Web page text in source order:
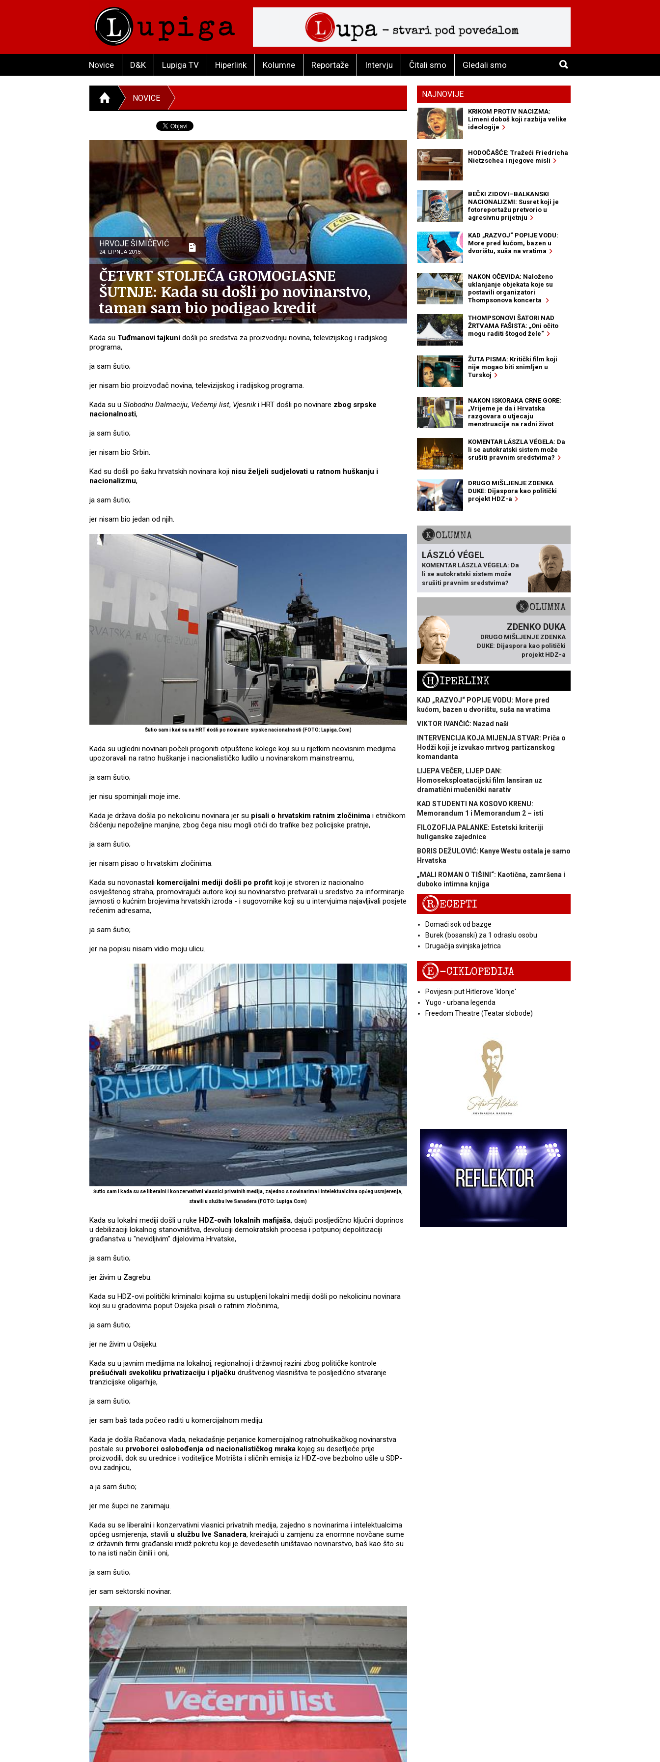
Novice D&K Lupiga TV Hiperlink Kolumne Reportaže Intervju Čitali smo Gledali smo
NOVICE
HRVOJE ŠIMIČEVIĆ
24. LIPNJA 2015.
ČETVRT STOLJEĆA GROMOGLASNE
ŠUTNJE: Kada su došli po novinarstvo,
taman sam bio podigao kredit
Kada su Tuđmanovi tajkuni došli po sredstva za proizvodnju novina, televizijskog i radijskog
programa,
ja sam šutio;
jer nisam bio proizvođač novina, televizijskog i radijskog programa.
Kada su u Slobodnu Dalmaciju, Večernji list, Vjesniki HRT došli po novinare zbog srpske
nacionalnosti,
ja sam šutio;
jer nisam bio Srbin.
Kad su došli po šaku hrvatskih novinara koji nisu željeli sudjelovati u ratnom huškanju i
nacionalizmu,
ja sam šutio;
jer nisam bio jedan od njih.
Šutio sam i kad su na HRT došli po novinare srpske nacionalnosti(FOTO: Lupiga.Com)
Kada su ugledni novinari počeli progoniti otpuštene kolege koji su u rijetkim neovisnim medijima
upozoravali na ratno huškanje i nacionalističko ludilo u novinarskom mainstreamu,
ja sam šutio;
jer nisu spominjali moje ime.
Kada je država došla po nekolicinu novinara jer su pisali o hrvatskim ratnim zločinima i etničkom
čišćenju nepoželjne manjine, zbog čega nisu mogli otići do trafike bez policijske pratnje,
ja sam šutio;
jer nisam pisao o hrvatskim zločinima.
Kada su novonastali komercijalni mediji došli po profit koji je stvoren iz nacionalno
osviještenog straha, promovirajući autore koji su novinarstvo pretvarali u sredstvo za informiranje
javnosti o kućnim brojevima hrvatskih izroda - i sugovornike koji su u intervjuima najavljivali posjete
rečenim adresama,
ja sam šutio;
jer na popisu nisam vidio moju ulicu.
Šutio sam i kada su se liberalni i konzervativni vlasnici privatnih medija, zajedno s novinarima i intelektualcima općeg usmjerenja,
stavili u službu Ive Sanadera(FOTO: Lupiga.Com)
Kada su lokalni mediji došli u ruke HDZ-ovih lokalnih mafijaša, dajući posljedično ključni doprinos
u debilizaciji lokalnog stanovništva, devoluciji demokratskih procesa i potpunoj depolitizaciji
građanstva u "nevidljivim" dijelovima Hrvatske,
ja sam šutio;
jer živim u Zagrebu.
Kada su HDZ-ovi politički kriminalci kojima su ustupljeni lokalni mediji došli po nekolicinu novinara
koji su u gradovima poput Osijeka pisali o ratnim zločinima,
ja sam šutio;
jer ne živim u Osijeku.
Kada su u javnim medijima na lokalnoj, regionalnoj i državnoj razini zbog političke kontrole
prešućivali svekoliku privatizaciju i pljačku društvenog vlasništva te posljedično stvaranje
tranzicijske oligarhije,
ja sam šutio;
jer sam baš tada počeo raditi u komercijalnom mediju.
Kada je došla Račanova vlada, nekadašnje perjanice komercijalnog ratnohuškačkog novinarstva
postale su prvoborci oslobođenja od nacionalističkog mraka kojeg su desetljeće prije
proizvodili, dok su urednice i voditeljice Motrišta i sličnih emisija iz HDZ-ove bezbolno ušle u SDP-
ovu zadnjicu,
a ja sam šutio;
jer me šupci ne zanimaju.
Kada su se liberalni i konzervativni vlasnici privatnih medija, zajedno s novinarima i intelektualcima
općeg usmjerenja, stavili u službu Ive Sanadera, kreirajući u zamjenu za enormne novčane sume
iz državnih firmi građanski imidž pokretu koji je devedesetih uništavao novinarstvo, baš kao što su
to na isti način činili i oni,
ja sam šutio;
jer sam sektorski novinar.
NAJNOVIJE
KRIKOM PROTIV NACIZMA:
Limeni doboš koji razbija velike
ideologije
HODOČAŠĆE: Tražeći Friedricha
Nietzschea i njegove misli
BEČKI ZIDOVI–BALKANSKI
NACIONALIZMI: Susret koji je
fotoreportažu pretvorio u
agresivnu prijetnju
KAD „RAZVOJ“ POPIJE VODU:
More pred kućom, bazen u
dvorištu, suša na vratima
NAKON OČEVIDA: Naloženo
uklanjanje objekata koje su
postavili organizatori
Thompsonova koncerta
THOMPSONOVI ŠATORI NAD
ŽRTVAMA FAŠISTA: „Oni očito
mogu raditi štogod žele“
ŽUTA PISMA: Kritički film koji
nije mogao biti snimljen u
Turskoj
NAKON ISKORAKA CRNE GORE:
„Vrijeme je da i Hrvatska
razgovara o utjecaju
menstruacije na radni život
KOMENTAR LÁSZLA VÉGELA: Da
li se autokratski sistem može
srušiti pravnim sredstvima?
DRUGO MIŠLJENJE ZDENKA
DUKE: Dijaspora kao politički
projekt HDZ-a
KOLUMNA
LÁSZLÓ VÉGEL
KOMENTAR LÁSZLA VÉGELA: Da
li se autokratski sistem može
srušiti pravnim sredstvima?
KOLUMNA
ZDENKO DUKA
DRUGO MIŠLJENJE ZDENKA
DUKE: Dijaspora kao politički
projekt HDZ-a
HIPERLINK
KAD „RAZVOJ“ POPIJE VODU: More pred
kućom, bazen u dvorištu, suša na vratima
VIKTOR IVANČIĆ: Nazad naši
INTERVENCIJA KOJA MIJENJA STVAR: Priča o
Hodži koji je izvukao mrtvog partizanskog
komandanta
LIJEPA VEČER, LIJEP DAN:
Homoseksploatacijski film lansiran uz
dramatični mučenički narativ
KAD STUDENTI NA KOSOVO KRENU:
Memorandum 1 i Memorandum 2 – isti
FILOZOFIJA PALANKE: Estetski kriteriji
huliganske zajednice
BORIS DEŽULOVIĆ: Kanye Westu ostala je samo
Hrvatska
„MALI ROMAN O TIŠINI“: Kaotična, zamršena i
duboko intimna knjiga
RECEPTI
Domaći sok od bazge
Burek (bosanski) za 1 odraslu osobu
Drugačija svinjska jetrica
E-CIKLOPEDIJA
Povijesni put Hitlerove 'klonje'
Yugo - urbana legenda
Freedom Theatre (Teatar slobode)